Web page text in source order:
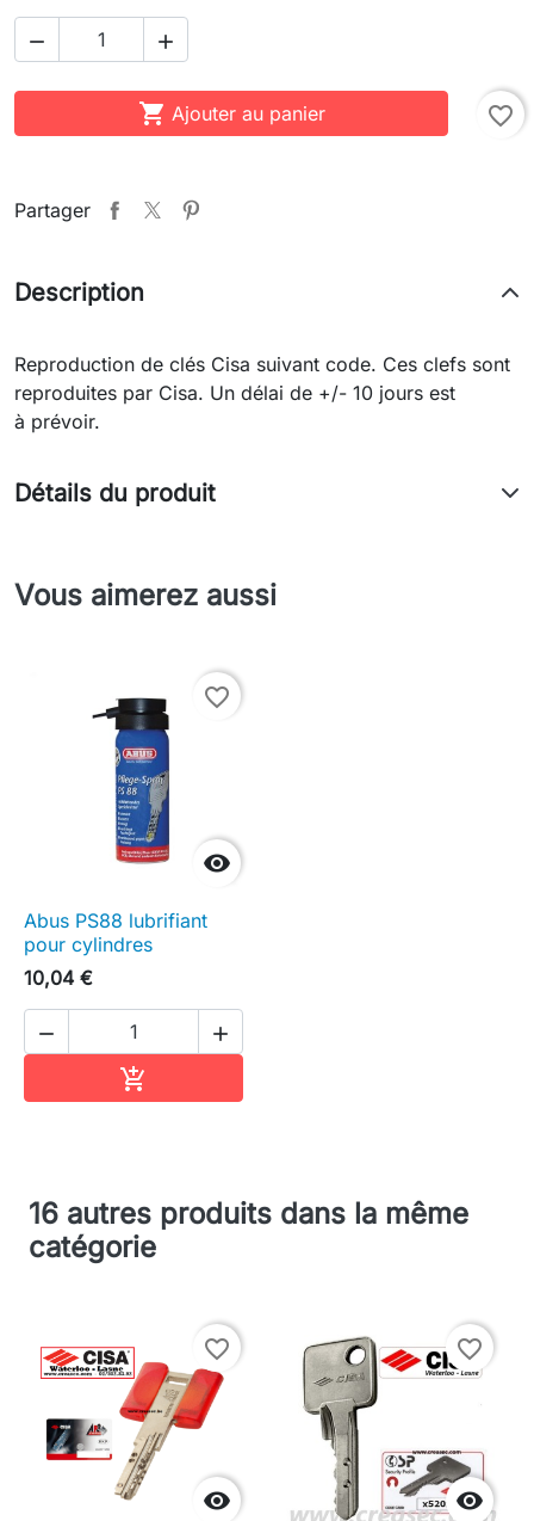
 
 Ajouter au panier favorite_border
Partager
Description
Reproduction de clés Cisa suivant code. Ces clefs sont
reproduites par Cisa. Un délai de +/- 10 jours est
à prévoir.
Détails du produit
Vous aimerez aussi

favorite_border
Abus PS88 lubrifiant
pour cylindres
10,04 €
 

16 autres produits dans la même
catégorie

favorite_border

favorite_border